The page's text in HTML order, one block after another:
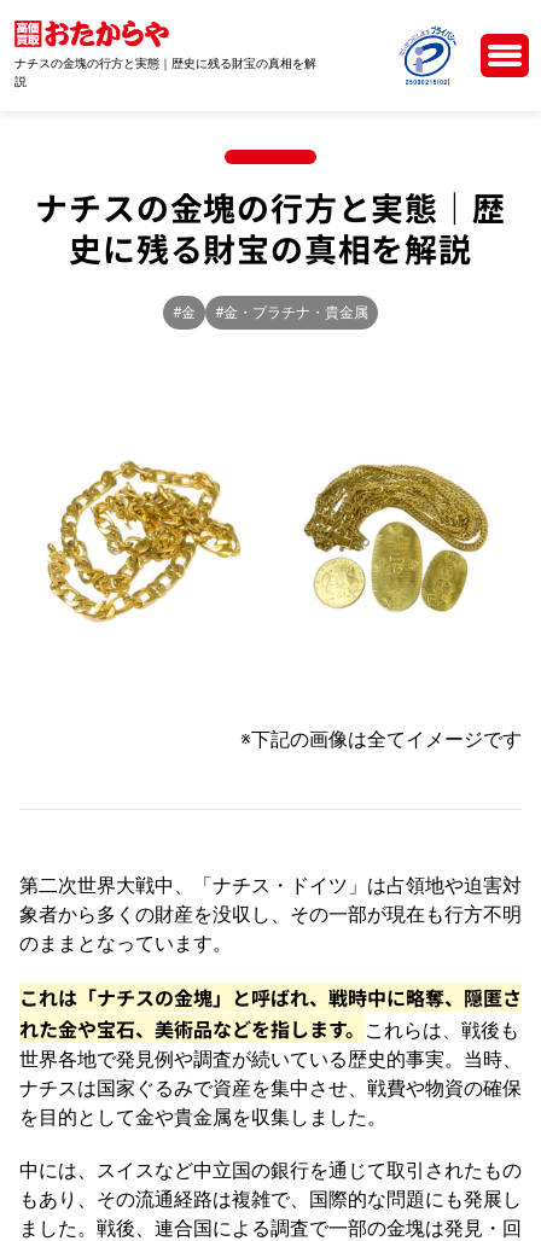
ナチスの金塊の行方と実態｜歴史に残る財宝の真相を解
説
ナチスの金塊の行方と実態｜歴
史に残る財宝の真相を解説
#金 #金・プラチナ・貴金属
※下記の画像は全てイメージです
第二次世界大戦中、「ナチス・ドイツ」は占領地や迫害対
象者から多くの財産を没収し、その一部が現在も行方不明
のままとなっています。
これは「ナチスの金塊」と呼ばれ、戦時中に略奪、隠匿さ
れた金や宝石、美術品などを指します。
これらは、戦後も
世界各地で発見例や調査が続いている歴史的事実。当時、
ナチスは国家ぐるみで資産を集中させ、戦費や物資の確保
を目的として金や貴金属を収集しました。
中には、スイスなど中立国の銀行を通じて取引されたもの
もあり、その流通経路は複雑で、国際的な問題にも発展し
ました。戦後、連合国による調査で一部の金塊は発見・回